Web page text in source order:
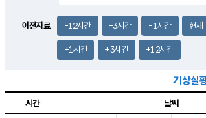
이전자료 -12시간 -3시간 -1시간 현재
+1시간 +3시간 +12시간
기상실
시간 날씨